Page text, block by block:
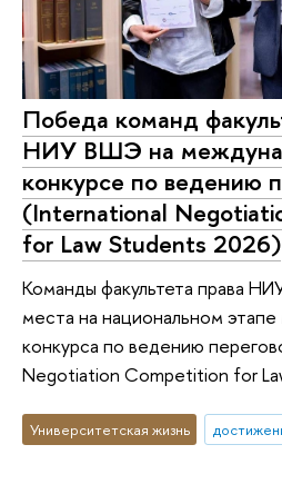
Победа команд
НИУ ВШЭ на
конкурсе по ведению
(International
for Law Students 2026)
Команды факультета права
места на национальном
конкурса по ведению
Negotiation Competition for
Университетская жизнь